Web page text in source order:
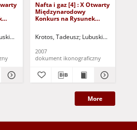
Stowarzyszenie Miłośników Działań
Nafta i gaz [4] : X Otwarty
Międzynarodowy
Konkurs na Rysunek
Krotos, Tadeusz Lubuskie
2007
dokument ikonograficzny
More